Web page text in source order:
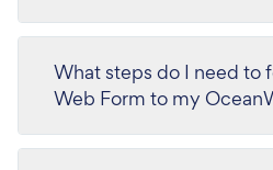
What steps do I need to
Web Form to my